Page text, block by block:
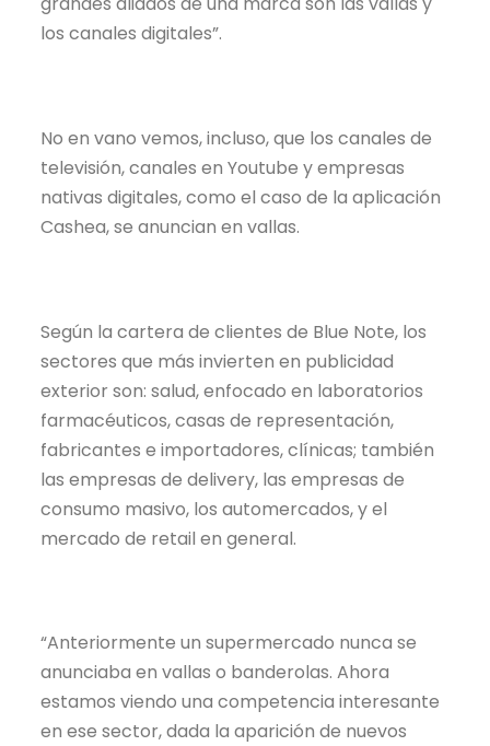
los canales digitales”.
No en vano vemos, incluso, que los canales de
televisión, canales en Youtube y empresas
nativas digitales, como el caso de la aplicación
Cashea, se anuncian en vallas.
Según la cartera de clientes de Blue Note, los
sectores que más invierten en publicidad
exterior son: salud, enfocado en laboratorios
farmacéuticos, casas de representación,
fabricantes e importadores, clínicas; también
las empresas de delivery, las empresas de
consumo masivo, los automercados, y el
mercado de retail en general.
“Anteriormente un supermercado nunca se
anunciaba en vallas o banderolas. Ahora
estamos viendo una competencia interesante
en ese sector, dada la aparición de nuevos